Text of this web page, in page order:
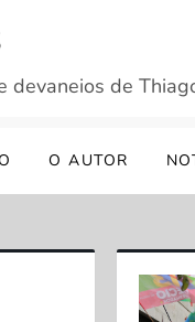
devaneios de
O AUTOR